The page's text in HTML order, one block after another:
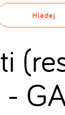
Hledej